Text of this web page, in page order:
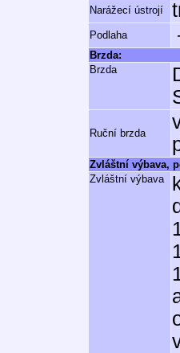
Narážecí ústrojí
Podlaha
Brzda:
Brzda
Ruční brzda
Zvláštní výbava,
Zvláštní výbava